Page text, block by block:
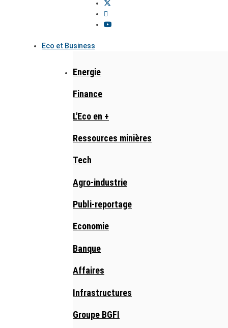
Eco et Business
Energie
Finance
L'Eco en +
Ressources minières
Tech
Agro-industrie
Publi-reportage
Economie
Banque
Affaires
Infrastructures
Groupe BGFI